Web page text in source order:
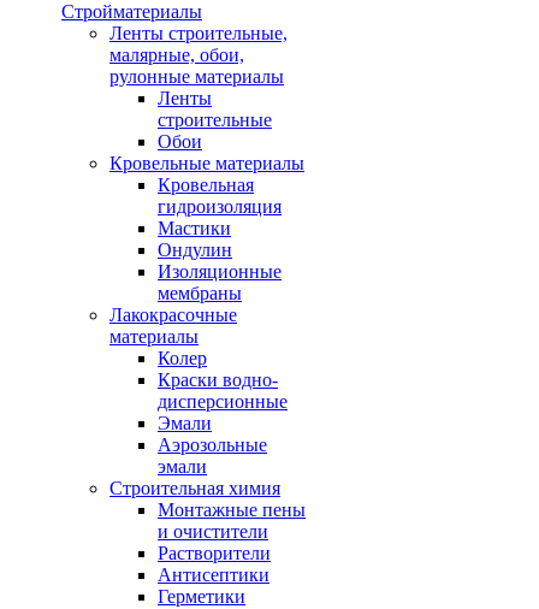
Стройматериалы
Ленты строительные,
малярные, обои,
рулонные материалы
Ленты
строительные
Обои
Кровельные материалы
Кровельная
гидроизоляция
Мастики
Ондулин
Изоляционные
мембраны
Лакокрасочные
материалы
Колер
Краски водно-
дисперсионные
Эмали
Аэрозольные
эмали
Строительная химия
Монтажные пены
и очистители
Растворители
Антисептики
Герметики